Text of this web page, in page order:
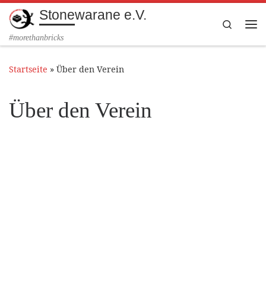
Zum Inhalt springen
Stonewarane e.V.
#morethanbricks
Search
Startseite » Über den Verein
Über den Verein